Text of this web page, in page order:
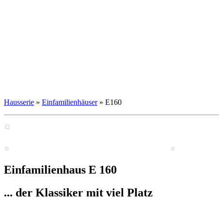
Hausserie » Einfamilienhäuser» E160
Einfamilienhaus E 160
... der Klassiker mit viel Platz